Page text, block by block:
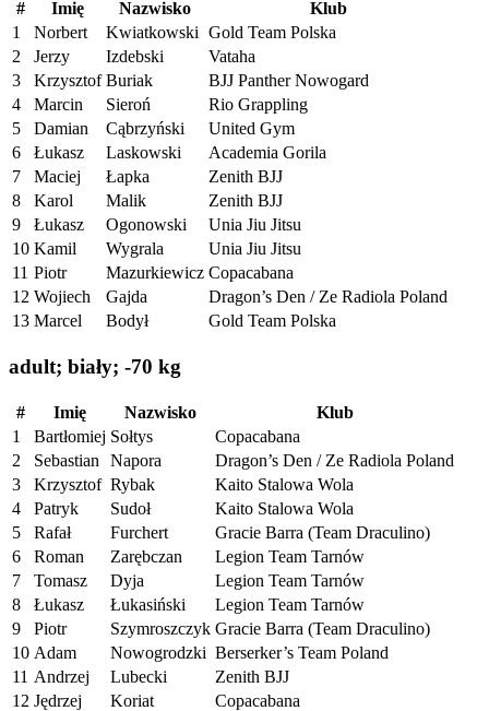
# Imię Nazwisko
Klub
1
Norbert Kwiatkowski Gold Team Polska
2
Jerzy Izdebski
Vataha
3
Krzysztof Buriak
BJJ Panther Nowogard
4
Marcin Sieroń
Rio Grappling
5
Damian Cąbrzyński
United Gym
6
Łukasz Laskowski
Academia Gorila
7
Maciej Łapka
Zenith BJJ
8
Karol Malik
Zenith BJJ
9
Łukasz Ogonowski
Unia Jiu Jitsu
10 Kamil Wygrala
Unia Jiu Jitsu
11 Piotr Mazurkiewicz Copacabana
12 Wojiech Gajda
Dragon’s Den / Ze Radiola Poland
13 Marcel Bodył Gold Team Polska
adult; biały; -70 kg
# Imię Nazwisko
Klub
1
Bartłomiej Sołtys
Copacabana
2
Sebastian Napora
Dragon’s Den / Ze Radiola Poland
3
Krzysztof Rybak
Kaito Stalowa Wola
4
Patryk Sudoł
Kaito Stalowa Wola
5
Rafał Furchert
Gracie Barra (Team Draculino)
6
Roman Zarębczan
Legion Team Tarnów
7
Tomasz Dyja
Legion Team Tarnów
8
Łukasz Łukasiński
Legion Team Tarnów
9
Piotr Szymroszczyk Gracie Barra (Team Draculino)
10 Adam Nowogrodzki Berserker’s Team Poland
11 Andrzej Lubecki
Zenith BJJ
12 Jędrzej Koriat
Copacabana